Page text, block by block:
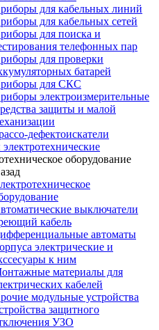
для кабельных линий
для кабельных сетей
для поиска и
телефонных пар
для проверки
батарей
для СКС
электроизмерительные
защиты и малой
дефектоискатели
оборудование
выключатели
кабель
автоматы
электрические и
к ним
материалы для
кабелей
модульные устройства
защитного
УЗО